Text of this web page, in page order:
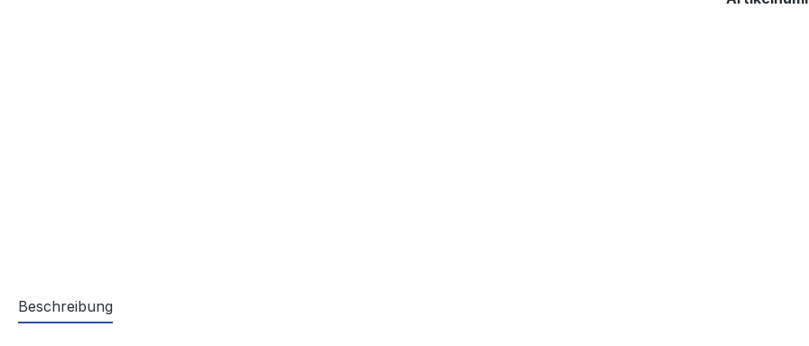
Beschreibung